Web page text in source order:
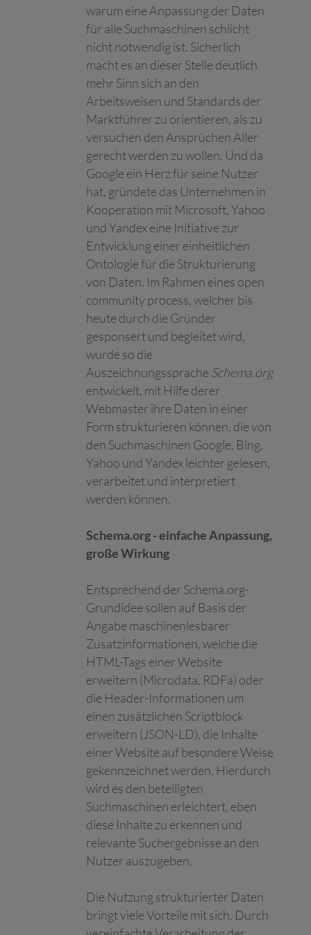
warum eine Anpassung der Daten
für alle Suchmaschinen schlicht
nicht notwendig ist. Sicherlich
macht es an dieser Stelle deutlich
mehr Sinn sich an den
Arbeitsweisen und Standards der
Marktführer zu orientieren, als zu
versuchen den Ansprüchen Aller
gerecht werden zu wollen. Und da
Google ein Herz für seine Nutzer
hat, gründete das Unternehmen in
Kooperation mit Microsoft, Yahoo
und Yandex eine Initiative zur
Entwicklung einer einheitlichen
Ontologie für die Strukturierung
von Daten. Im Rahmen eines open
community process, welcher bis
heute durch die Gründer
gesponsert und begleitet wird,
wurde so die
AuszeichnungsspracheSchema.org
entwickelt, mit Hilfe derer
Webmaster ihre Daten in einer
Form strukturieren können, die von
den Suchmaschinen Google, Bing,
Yahoo und Yandex leichter gelesen,
verarbeitet und interpretiert
werden können.
Schema.org - einfache Anpassung,
große Wirkung
Entsprechend der Schema.org-
Grundidee sollen auf Basis der
Angabe maschinenlesbarer
Zusatzinformationen, welche die
HTML-Tags einer Website
erweitern (Microdata, RDFa) oder
die Header-Informationen um
einen zusätzlichen Scriptblock
erweitern (JSON-LD), die Inhalte
einer Website auf besondere Weise
gekennzeichnet werden. Hierdurch
wird es den beteiligten
Suchmaschinen erleichtert, eben
diese Inhalte zu erkennen und
relevante Suchergebnisse an den
Nutzer auszugeben.
Die Nutzung strukturierter Daten
bringt viele Vorteile mit sich. Durch
nutzen.
Google
Erfasst statistische
Daten zu Website-
Besuchen des
Benutzers, wie z. B. die
Anzahl der Besuche,
durchschnittliche
Verweildauer auf der
Website und welche
Seiten geladen wurden.
Der Zweck ist die
Segmentierung der
Benutzer der Website
nach Faktoren wie
Demografie und
geografische Lage,
damit Medien- und
Marketing-Agenturen
ihre Zielgruppen
strukturieren und
verstehen können, um
maßgeschneiderte
ermöglichen.
Meta
Platforms,
Inc.
Ermittelt, wie der
Nutzer die Website
erreicht hat, indem
seine letzte URL-
wird.
g
Meta
Platforms,
Inc.
Ermittelt, wie der
Nutzer die Website
erreicht hat, indem
seine letzte URL-
Beständi
g
LinkedIn
Speichert den
Zustimmungsstatus
Cookies auf der
180 Tage
LinkedIn
Verwendet vom Social-
Networking-Dienst
LinkedIn für die
Verfolgung der
Verwendung von
eingebetteten
Dienstleistungen.
Google
Sammelt Daten zum
Besucherverhalten auf
mehreren Websites,
um relevantere
präsentieren - Dies
ermöglicht es der
Website auch, die
Anzahl der gleichen
Werbeanzeige zu
begrenzen.
Google
Wird verwendet, um
die Interaktion der
1 Tag